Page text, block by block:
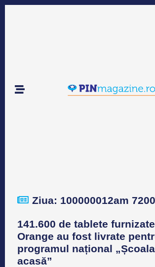
Ziua: 100000012am
141.600 de tablete
Orange au fost livrate
programul național
acasă”